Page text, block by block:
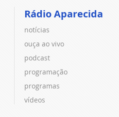
Rádio Aparecida
notícias
ouça ao vivo
podcast
programação
programas
vídeos